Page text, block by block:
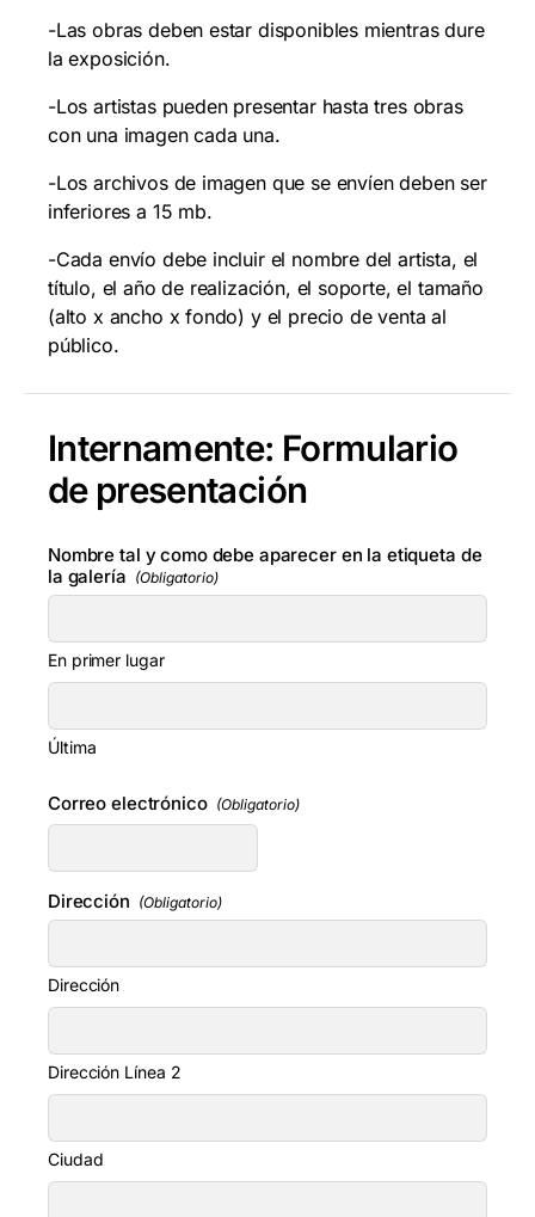
-Las obras deben estar disponibles mientras dure
la exposición.
-Los artistas pueden presentar hasta tres obras
con una imagen cada una.
-Los archivos de imagen que se envíen deben ser
inferiores a 15 mb.
-Cada envío debe incluir el nombre del artista, el
título, el año de realización, el soporte, el tamaño
(alto x ancho x fondo) y el precio de venta al
público.
Internamente: Formulario
de presentación
Nombre tal y como debe aparecer en la etiqueta de
la galería (Obligatorio)
En primer lugar
Última
Correo electrónico (Obligatorio)
Dirección (Obligatorio)
Dirección
Dirección Línea 2
Ciudad